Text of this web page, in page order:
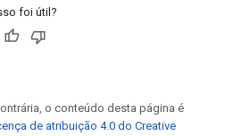
foi útil?
o conteúdo desta página é
de atribuição 4.0 do Creative